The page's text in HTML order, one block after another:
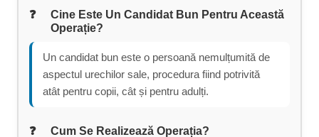
Cine Este Un Candidat Bun Pentru Această
Operație?
Un candidat bun este o persoană nemulțumită de
aspectul urechilor sale, procedura fiind potrivită
atât pentru copii, cât și pentru adulți.
Cum Se Realizează Operația?